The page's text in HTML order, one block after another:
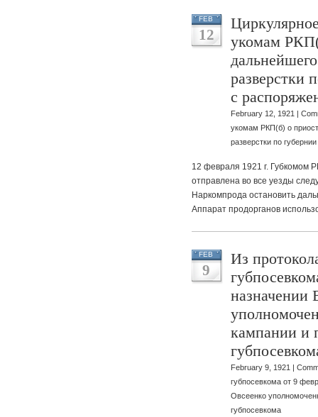
FEB
12
укомам
разверстки
с
February 12, 1921 |
укомам РКП(б) о
разверстки по
12 февраля 1921 г. Губкомом
отправлена во все уезды
Наркомпрода остановить
Аппарат продорганов
FEB
9
Из
назначении
кампании и
February 9, 1921 |
губпосевкома от 9
Овсеенко
губпосевкома